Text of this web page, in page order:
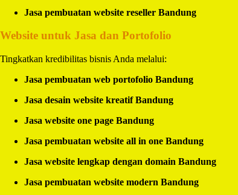
Jasa pembuatan website reseller Bandung
Website untuk Jasa dan Portofolio
Tingkatkan kredibilitas bisnis Anda melalui:
Jasa pembuatan web portofolio Bandung
Jasa desain website kreatif Bandung
Jasa website one page Bandung
Jasa pembuatan website all in one Bandung
Jasa website lengkap dengan domain Bandung
Jasa pembuatan website modern Bandung